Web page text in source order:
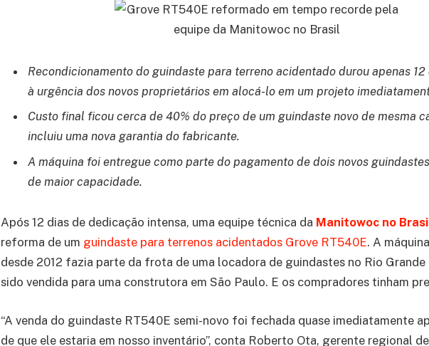
Recondicionamento do guindaste para terreno acidentado durou apenas
à urgência dos novos proprietários em alocá-lo em um projeto
Custo final ficou cerca de 40% do preço de um guindaste novo de mesma
incluiu uma nova garantia do fabricante.
A máquina foi entregue como parte do pagamento de dois novos
de maior capacidade.
Após 12 dias de dedicação intensa, uma equipe técnica da Manitowoc no
reforma de um guindaste para terrenos acidentados Grove RT540E. A
desde 2012 fazia parte da frota de uma locadora de guindastes no Rio Grande
sido vendida para uma construtora em São Paulo. E os compradores tinham
“A venda do guindaste RT540E semi-novo foi fechada quase imediatamente
de que ele estaria em nosso inventário”, conta Roberto Ota, gerente regional